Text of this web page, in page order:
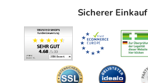
Sicherer Einkauf